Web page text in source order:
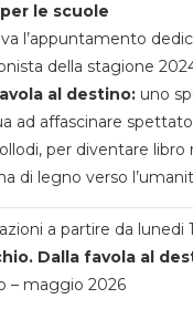
le scuole
l’appuntamento
della stagione
al destino:uno
ad affascinare
per diventare
di legno verso
a partire da lunedi
Dalla favola al
– maggio 2026